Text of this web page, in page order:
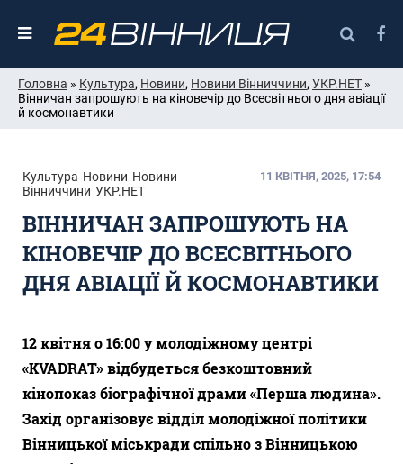
Головна » Культура, Новини, Новини Вінниччини, УКР.НЕТ »
Вінничан запрошують на кіновечір до Всесвітнього дня авіації
й космонавтики
Культура Новини Новини
Вінниччини УКР.НЕТ
11 КВІТНЯ, 2025, 17:54
ВІННИЧАН ЗАПРОШУЮТЬ НА
КІНОВЕЧІР ДО ВСЕСВІТНЬОГО
ДНЯ АВІАЦІЇ Й КОСМОНАВТИКИ
12 квітня о 16:00 у молодіжному центрі
«KVADRAT» відбудеться безкоштовний
кінопоказ біографічної драми «Перша людина».
Захід організовує відділ молодіжної політики
Вінницької міськради спільно з Вінницькою